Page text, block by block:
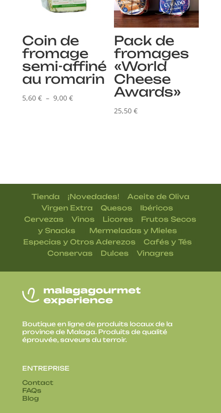
Coin de
fromage
semi-affiné
au romarin
5,60 € – 9,00 €Plage
Pack de
fromages
«World
Cheese
Awards»
25,50€
Tienda ¡Novedades!
Aceite de Oliva
Virgen Extra
|Quesos Ibéricos
Cervezas |Vinos Licores
Frutos Secos
y Snacks
Mermeladas y Mieles
Especias y Otros Aderezos Cafés y Tés
Conservas Dulces Vinagres
Boutique en ligne de produits locaux de la
province de Malaga. Produits de qualité
éprouvée, saveurs du terroir.
ENTREPRISE
Contact
FAQs
Blog